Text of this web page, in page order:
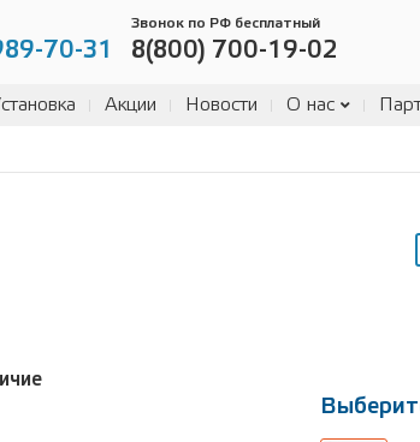
70-31
Звонок по РФ бесплатный
8(800) 700-19-02
Акции Новости О нас